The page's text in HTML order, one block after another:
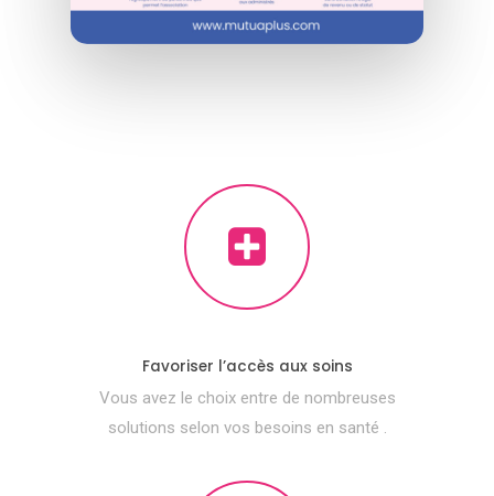
Favoriser l’accès aux soins
Vous avez le choix entre de nombreuses
solutions selon vos besoins en santé .